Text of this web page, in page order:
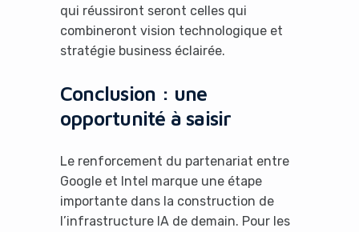
qui réussiront seront celles qui
combineront vision technologique et
stratégie business éclairée.
Conclusion : une
opportunité à saisir
Le renforcement du partenariat entre
Google et Intel marque une étape
importante dans la construction de
l’infrastructure IA de demain. Pour les